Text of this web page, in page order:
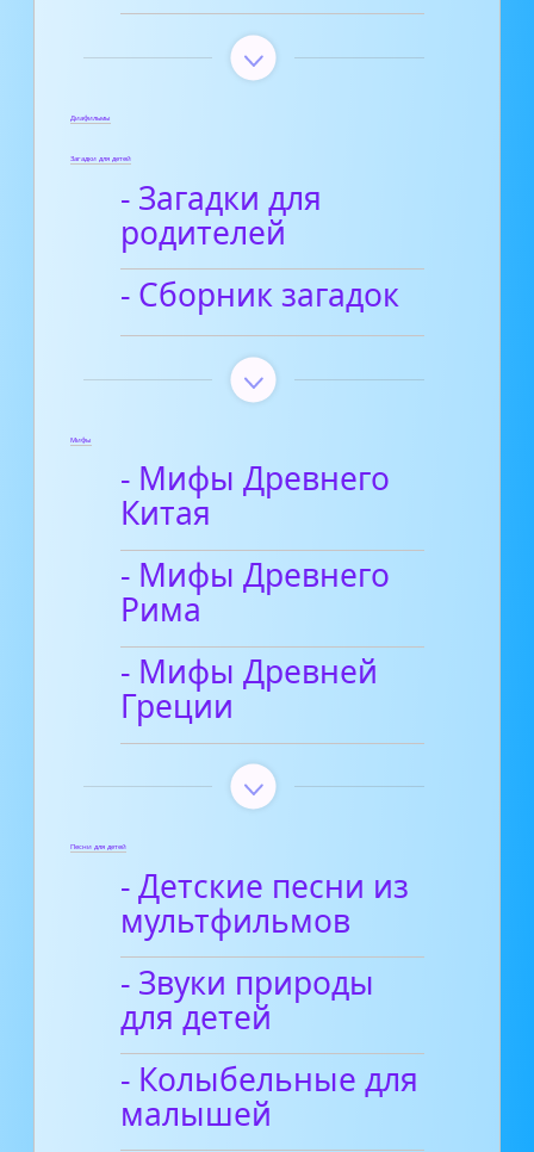
Диафильмы
Загадки для детей
- Загадки для
родителей
- Сборник загадок
Мифы
- Мифы Древнего
Китая
- Мифы Древнего
Рима
- Мифы Древней
Греции
Песни для детей
- Детские песни из
мультфильмов
- Звуки природы
для детей
- Колыбельные для
малышей